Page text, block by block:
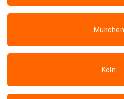
München
Köln